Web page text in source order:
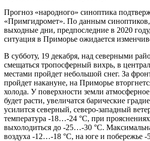
Прогноз «народного» синоптика
«Примгидромет». По данным
выходные дни, предпоследние в 2020
ситуация в Приморье ожидается
В субботу, 19 декабря, над северными
смещаться тропосферный вихрь, в
местами пройдет небольшой снег. За
пройдет накануне, на Приморье
холода. У поверхности земли
будет расти, увеличатся барические
усилится северный, северо-западный
температура -18…-24 °С, при
выхолодиться до -25…-30 °С.
воздуха -12…-18 °С, на юге и побережье